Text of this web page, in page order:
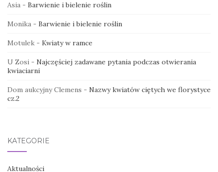
Asia - Barwienie i bielenie roślin
Monika - Barwienie i bielenie roślin
Motulek - Kwiaty w ramce
U Zosi - Najczęściej zadawane pytania podczas otwierania
kwiaciarni
Dom aukcyjny Clemens - Nazwy kwiatów ciętych we florystyce
cz.2
KATEGORIE
Aktualności